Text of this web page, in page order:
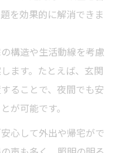
を効果的に解消できま
構造や生活動線を考慮
ます。たとえば、玄関
ることで、夜間でも安
が可能です。
心して外出や帰宅がで